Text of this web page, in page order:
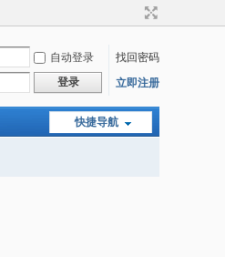
自动登录
找回密码
登录 立即注册
快捷导航